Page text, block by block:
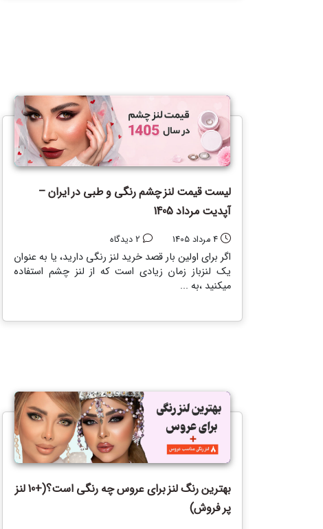
لیست قیمت لنز چشم رنگی و طبی در ایران –
آپدیت مرداد 1405
4 مرداد 1405 2 دیدگاه
اگر برای اولین بار قصد خرید لنز رنگی دارید، یا به عنوان
یک لنزباز زمان زیادی است که از لنز چشم استفاده
میکنید ،به ...
بهترین رنگ لنز برای عروس چه رنگی است؟(+10 لنز
پر فروش)